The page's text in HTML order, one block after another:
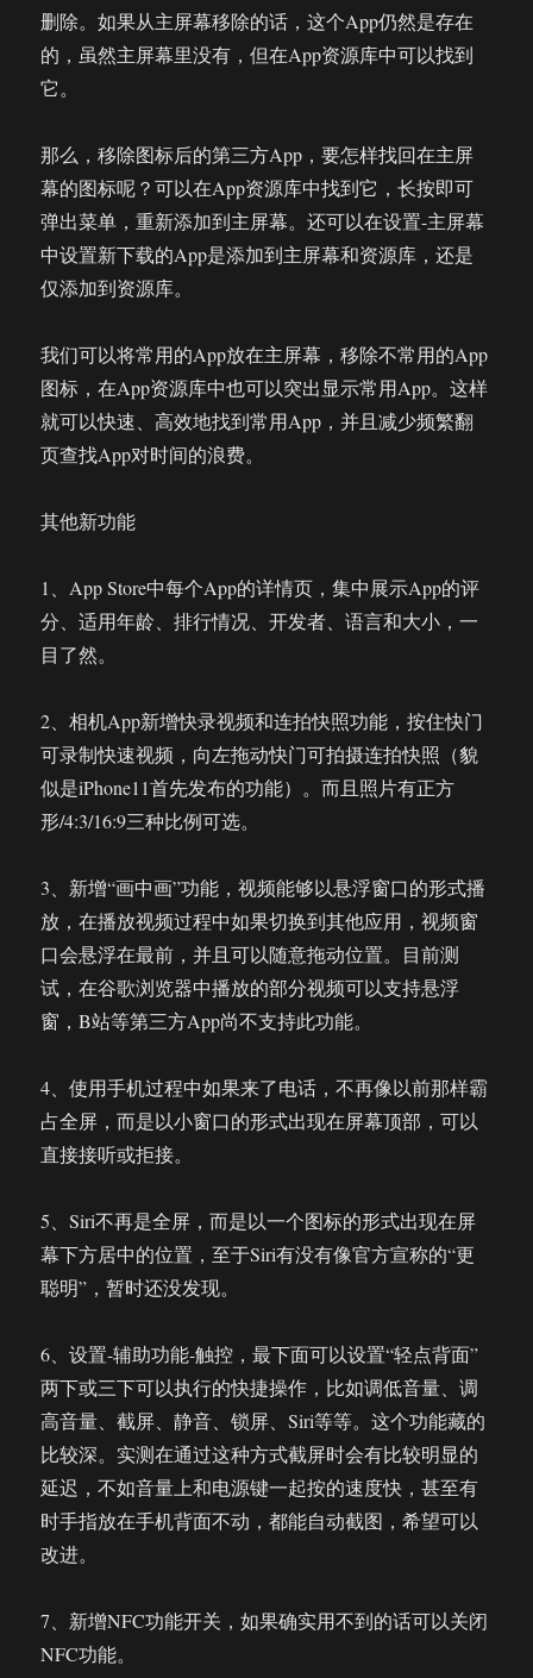
删除。如果从主屏幕移除的话，这个App仍然是存在
的，虽然主屏幕里没有，但在App资源库中可以找到
它。
那么，移除图标后的第三方App，要怎样找回在主屏
幕的图标呢？可以在App资源库中找到它，长按即可
弹出菜单，重新添加到主屏幕。还可以在设置-主屏幕
中设置新下载的App是添加到主屏幕和资源库，还是
仅添加到资源库。
我们可以将常用的App放在主屏幕，移除不常用的App
图标，在App资源库中也可以突出显示常用App。这样
就可以快速、高效地找到常用App，并且减少频繁翻
页查找App对时间的浪费。
其他新功能
1、App Store中每个App的详情页，集中展示App的评
分、适用年龄、排行情况、开发者、语言和大小，一
目了然。
2、相机App新增快录视频和连拍快照功能，按住快门
可录制快速视频，向左拖动快门可拍摄连拍快照（貌
似是iPhone11首先发布的功能）。而且照片有正方
形/4:3/16:9三种比例可选。
3、新增“画中画”功能，视频能够以悬浮窗口的形式播
放，在播放视频过程中如果切换到其他应用，视频窗
口会悬浮在最前，并且可以随意拖动位置。目前测
试，在谷歌浏览器中播放的部分视频可以支持悬浮
窗，B站等第三方App尚不支持此功能。
4、使用手机过程中如果来了电话，不再像以前那样霸
占全屏，而是以小窗口的形式出现在屏幕顶部，可以
直接接听或拒接。
5、Siri不再是全屏，而是以一个图标的形式出现在屏
幕下方居中的位置，至于Siri有没有像官方宣称的“更
聪明”，暂时还没发现。
6、设置-辅助功能-触控，最下面可以设置“轻点背面”
两下或三下可以执行的快捷操作，比如调低音量、调
高音量、截屏、静音、锁屏、Siri等等。这个功能藏的
比较深。实测在通过这种方式截屏时会有比较明显的
延迟，不如音量上和电源键一起按的速度快，甚至有
时手指放在手机背面不动，都能自动截图，希望可以
改进。
7、新增NFC功能开关，如果确实用不到的话可以关闭
NFC功能。